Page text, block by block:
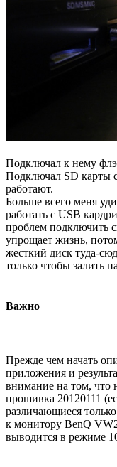
Подключал к нему
Подключал SD карты
работают.
Больше всего меня
работать с USB
проблем подключить
упрощает жизнь,
жесткий диск туда-
только чтобы залить
Важно
Прежде чем начать
приложения и
внимание на том, что
прошивка 20120111
различающиеся
к монитору BenQ
выводится в режиме